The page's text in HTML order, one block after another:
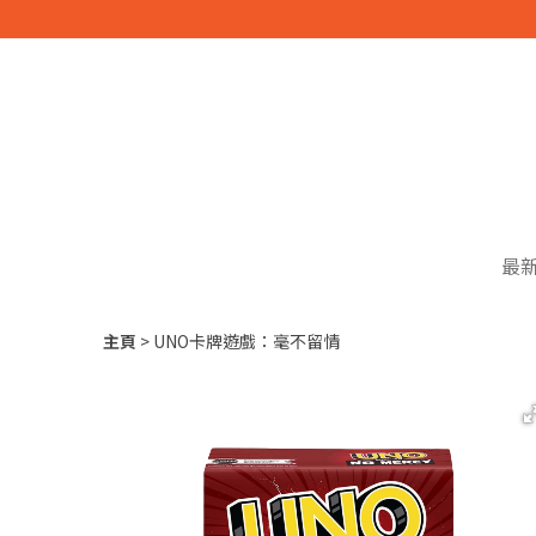
最
主頁 UNO卡牌遊戲：毫不留情